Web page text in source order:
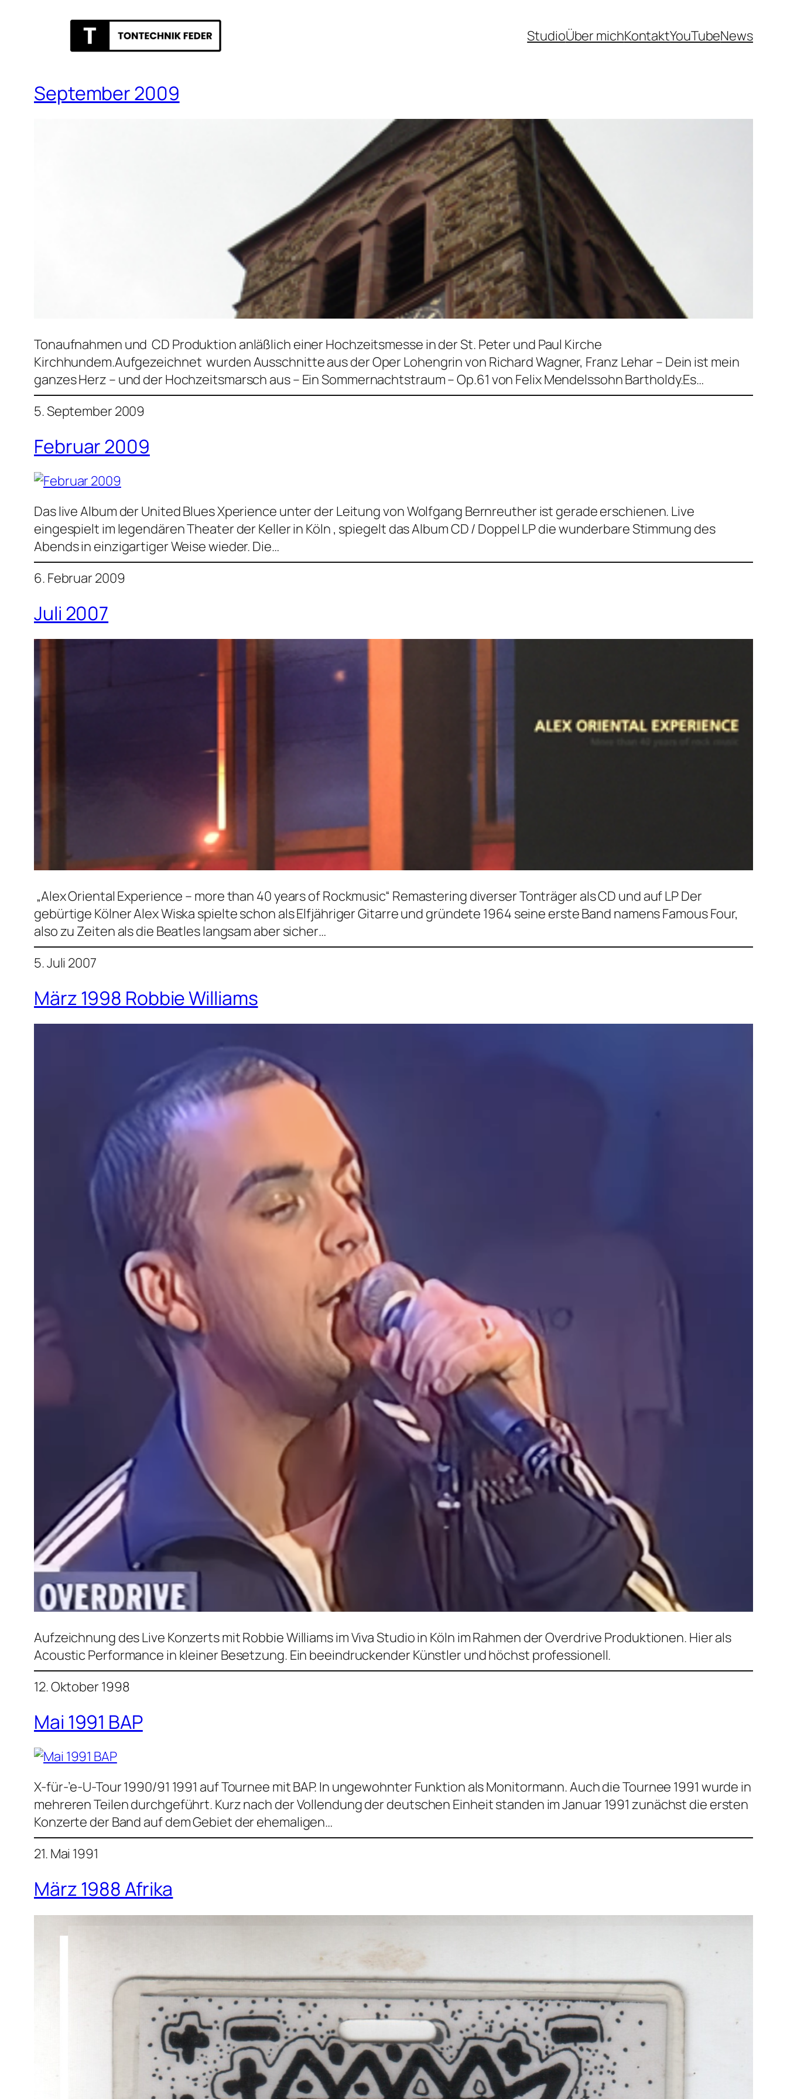
StudioÜber michKontaktYouTubeNews
September 2009
Tonaufnahmen und CD Produktion anläßlich einer Hochzeitsmesse in der St. Peter und Paul Kirche
Kirchhundem.Aufgezeichnet wurden Ausschnitte aus der Oper Lohengrin von Richard Wagner, Franz Lehar – Dein ist mein
ganzes Herz – und der Hochzeitsmarsch aus – Ein Sommernachtstraum – Op.61 von Felix Mendelssohn Bartholdy.Es…
5. September 2009
Februar 2009
Das live Album der United Blues Xperience unter der Leitung von Wolfgang Bernreuther ist gerade erschienen. Live
eingespielt im legendären Theater der Keller in Köln , spiegelt das Album CD / Doppel LP die wunderbare Stimmung des
Abends in einzigartiger Weise wieder. Die…
6. Februar 2009
Juli 2007
„Alex Oriental Experience – more than 40 years of Rockmusic“ Remastering diverser Tonträger als CD und auf LP Der
gebürtige Kölner Alex Wiska spielte schon als Elfjähriger Gitarre und gründete 1964 seine erste Band namens Famous Four,
also zu Zeiten als die Beatles langsam aber sicher…
5. Juli 2007
März 1998 Robbie Williams
Aufzeichnung des Live Konzerts mit Robbie Williams im Viva Studio in Köln im Rahmen der Overdrive Produktionen. Hier als
Acoustic Performance in kleiner Besetzung. Ein beeindruckender Künstler und höchst professionell.
12. Oktober 1998
Mai 1991 BAP
X-für-’e-U-Tour 1990/91 1991 auf Tournee mit BAP. In ungewohnter Funktion als Monitormann. Auch die Tournee 1991 wurde in
mehreren Teilen durchgeführt. Kurz nach der Vollendung der deutschen Einheit standen im Januar 1991 zunächst die ersten
Konzerte der Band auf dem Gebiet der ehemaligen…
21. Mai 1991
März 1988 Afrika